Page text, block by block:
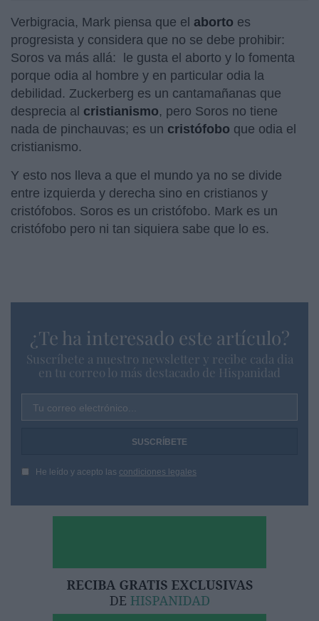
Verbigracia, Mark piensa que el aborto es
progresista y considera que no se debe prohibir:
Soros va más allá: le gusta el aborto y lo fomenta
porque odia al hombre y en particular odia la
debilidad. Zuckerberg es un cantamañanas que
desprecia al cristianismo, pero Soros no tiene
nada de pinchauvas; es un cristófobo que odia el
cristianismo.
Y esto nos lleva a que el mundo ya no se divide
entre izquierda y derecha sino en cristianos y
cristófobos. Soros es un cristófobo. Mark es un
cristófobo pero ni tan siquiera sabe que lo es.
¿Te ha interesado este artículo?
Suscríbete a nuestro newsletter y recibe cada dia
en tu correo lo más destacado de Hispanidad
Tu correo electrónico...
He leído y acepto las condiciones legales